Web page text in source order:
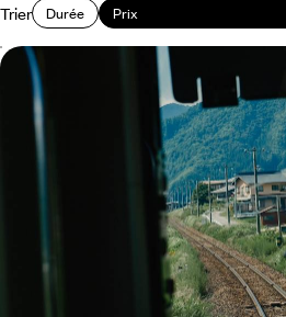
Trier
Durée Prix
Corée du Sud et Japon en
Séoul à Tokyo
Ressentir la ferveur urbaine à Séoul et
Gyeongju et Kyoto, la douceur littorale à
17 jours, de CHF 5300 à CHF 6800